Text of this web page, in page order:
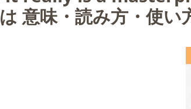
意味・読み方・使い